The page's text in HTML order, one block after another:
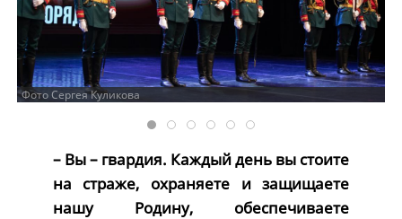
Фото Сергея Куликова
– Вы – гвардия. Каждый день вы стоите
на страже, охраняете и защищаете
нашу Родину, обеспечиваете